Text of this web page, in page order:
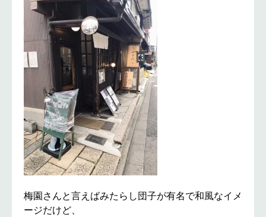
梅園さんと言えばみたらし団子が有名で和風なイメ
ージだけど、